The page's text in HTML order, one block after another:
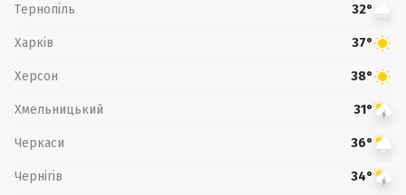
Тернопіль 32°
Харків 37°
Херсон 38°
Хмельницький 31°
Черкаси 36°
Чернігів 34°